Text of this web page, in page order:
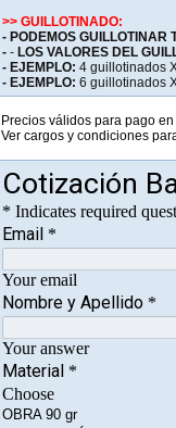
>> GUILLOTINADO:
- PODEMOS GUILLOTINAR
- - LOS VALORES DEL
- EJEMPLO: 4 guillotinados
- EJEMPLO: 6 guillotinados
Precios válidos para pago
Ver cargos y condiciones